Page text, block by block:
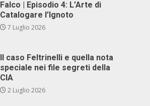
Falco | Episodio 4: L’Arte di
Catalogare l’Ignoto
7 Luglio 2026
Il caso Feltrinelli e quella nota
speciale nei file segreti della
CIA
2 Luglio 2026